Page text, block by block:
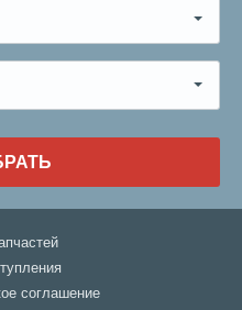
соглашение